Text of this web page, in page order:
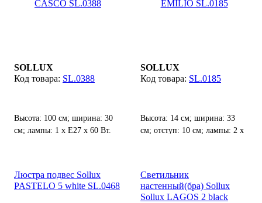
SOLLUX
SL.0388
Высота: 100 см; ширина: 30
см; лампы: 1 х Е27 х 60 Вт.
SOLLUX
SL.0185
Высота: 14 см; ширина: 33
см; отступ: 10 см; лампы: 2 х
Люстра подвес Sollux
PASTELO 5 white SL.0468
Светильник
настенный(бра) Sollux
Sollux LAGOS 2 black